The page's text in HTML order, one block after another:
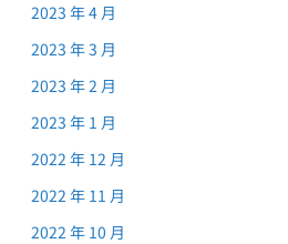
2023 年 4 月
2023 年 3 月
2023 年 2 月
2023 年 1 月
2022 年 12 月
2022 年 11 月
2022 年 10 月